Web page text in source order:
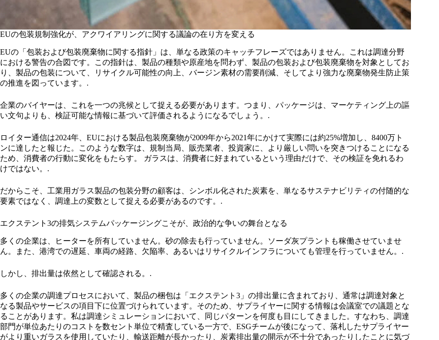
EUの包装規制強化が、アクワイアリングに関する議論の在り方を変える
EUの「包装および包装廃棄物に関する指針」は、単なる政策のキャッチフレーズではありません。これは調達分野
における警告の合図です。この指針は、製品の種類や原産地を問わず、製品の包装および包装廃棄物を対象としてお
り、製品の包装について、リサイクル可能性の向上、バージン素材の需要削減、そしてより強力な廃棄物発生防止策
の推進を図っています。.
企業のバイヤーは、これを一つの兆候として捉える必要があります。つまり、パッケージは、マーケティング上の謳
い文句よりも、検証可能な情報に基づいて評価されるようになるでしょう。.
ロイター通信は2024年、EUにおける製品包装廃棄物が2009年から2021年にかけて実際には約25%増加し、8400万ト
ンに達したと報じた。このような数字は、規制当局、販売業者、投資家に、より厳しい問いを突きつけることになる
ため、消費者の行動に変化をもたらす。 ガラスは、消費者に好まれているという理由だけで、その検証を免れるわ
けではない。.
だからこそ、工業用ガラス製品の包装分野の顧客は、シンボル化された炭素を、単なるサステナビリティの付随的な
要素ではなく、調達上の変数として捉える必要があるのです。.
エクステント3の排気システムパッケージングこそが、政治的な争いの舞台となる
多くの企業は、ヒーターを所有していません。砂の除去も行っていません。ソーダ灰プラントも稼働させていませ
ん。また、港湾での遅延、車両の経路、欠陥率、あるいはリサイクルインフラについても管理を行っていません。.
しかし、排出量は依然として確認される。.
多くの企業の調達プロセスにおいて、製品の梱包は「エクステント3」の排出量に含まれており、通常は調達対象と
なる製品やサービスの項目下に位置づけられています。そのため、サプライヤーに関する情報は会議室での議題とな
ることがあります。私は調達シミュレーションにおいて、同じパターンを何度も目にしてきました。すなわち、調達
部門が単位あたりのコストを数セント単位で精査している一方で、ESGチームが後になって、落札したサプライヤー
がより重いガラスを使用していたり、輸送距離が長かったり、炭素排出量の開示が不十分であったりしたことに気づ